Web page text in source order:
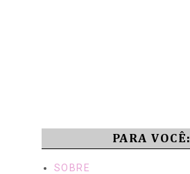
PARA VOCÊ:
SOBRE